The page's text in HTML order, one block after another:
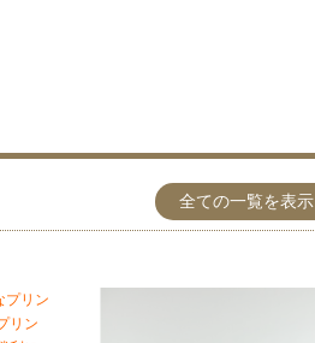
全ての一覧を表示
プリン
リン